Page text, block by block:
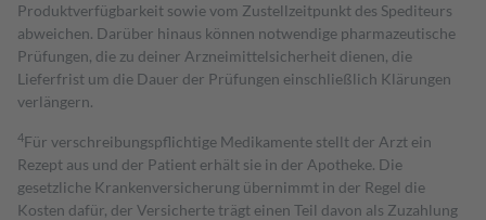
Produktverfügbarkeit sowie vom Zustellzeitpunkt des Spediteurs
abweichen. Darüber hinaus können notwendige pharmazeutische
Prüfungen, die zu deiner Arzneimittelsicherheit dienen, die
Lieferfrist um die Dauer der Prüfungen einschließlich Klärungen
verlängern.
4Für verschreibungspflichtige Medikamente stellt der Arzt ein
Rezept aus und der Patient erhält sie in der Apotheke. Die
gesetzliche Krankenversicherung übernimmt in der Regel die
Kosten dafür, der Versicherte trägt einen Teil davon als Zuzahlung